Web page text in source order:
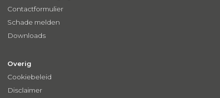
Contactformulier
Schade melden
Downloads
Overig
Cookiebeleid
Disclaimer